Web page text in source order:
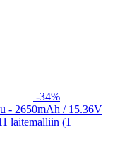
-34%
- 2650mAh / 15.36V
laitemalliin (1